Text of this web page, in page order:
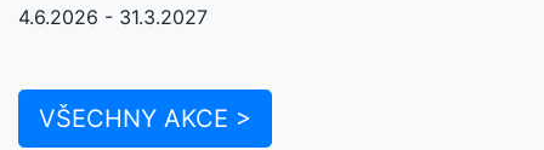
4.6.2026 - 31.3.2027
VŠECHNY AKCE >